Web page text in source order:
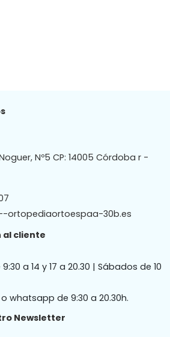
Nº5 CP: 14005 Córdoba r -
ortopediaortoespaa-30b.es
al cliente
a 14 y 17 a 20.30 | Sábados de 10
whatsapp de 9:30 a 20.30h.
Newsletter